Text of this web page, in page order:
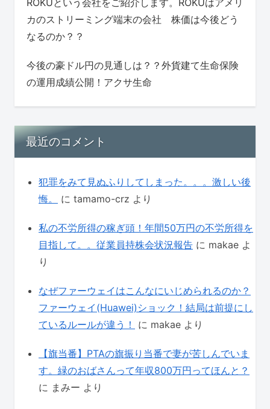
カのストリーミング端末の会社 株価は今後どう
なるのか？？
今後の豪ドル円の見通しは？？外貨建て生命保険
の運用成績公開！アクサ生命
最近のコメント
犯罪をみて見ぬふりしてしまった。。。激しい後
悔。
に tamamo-crz より
私の不労所得の稼ぎ頭！年間50万円の不労所得を
目指して。。従業員持株会状況報告 に makae よ
り
なぜファーウェイはこんなにいじめられるのか？
ファーウェイ(Huawei)ショック！結局は前提にし
ているルールが違う！
に makae より
【旗当番】PTAの旗振り当番で妻が苦しんでいま
す。緑のおばさんって年収800万円ってほんと？
に まみー より